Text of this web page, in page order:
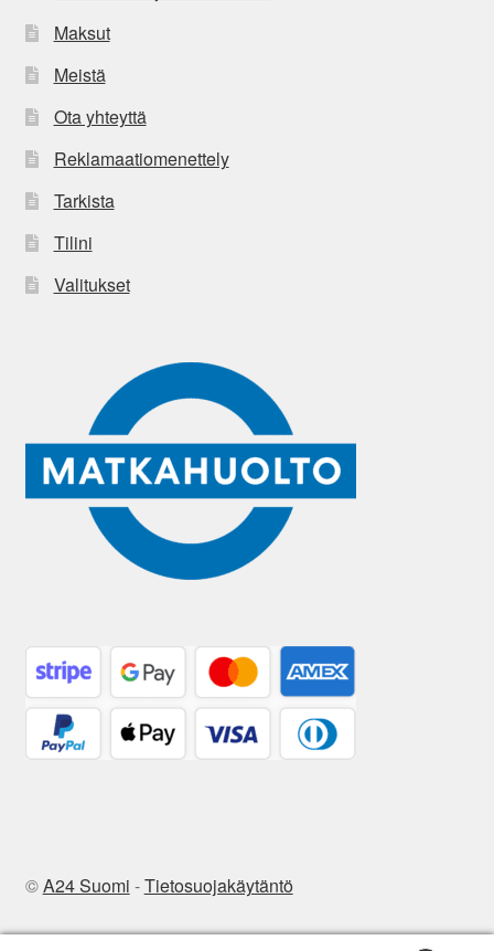
Maksut
Meistä
Ota yhteyttä
Reklamaatiomenettely
Tarkista
Tilini
Valitukset
©A24 Suomi -Tietosuojakäytäntö